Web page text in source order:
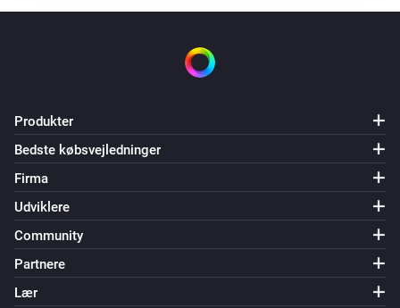
Produkter
Bedste købsvejledninger
Firma
Udviklere
Community
Partnere
Lær